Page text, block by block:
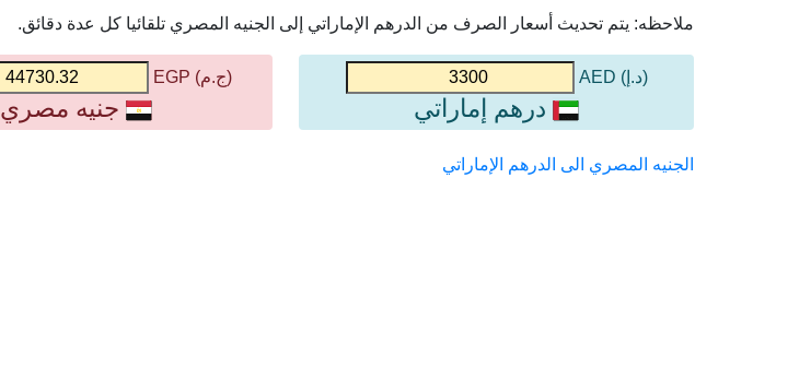
ملاحظه: يتم تحديث أسعار الصرف من الدرهم الإماراتي إلى الجنيه المصري تلقائيا كل عدة دقائق.
(د.إ) AED
درهم إماراتي
(ج.م) EGP
جنيه مصري
الجنيه المصري الى الدرهم الإماراتي